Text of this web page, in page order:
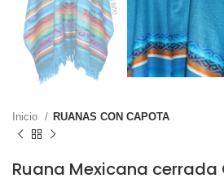
Inicio RUANAS CON CAPOTA
Ruana Mexicana